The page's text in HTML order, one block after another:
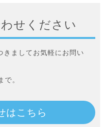
せください
きましてお気軽にお問い
で。
はこちら